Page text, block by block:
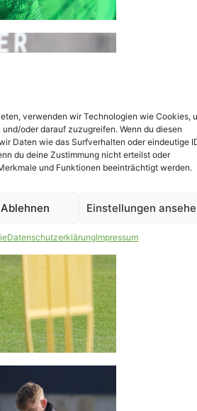
verwenden wir Technologien wie Cookies,
oder darauf zuzugreifen. Wenn du diesen
Daten wie das Surfverhalten oder eindeutige
du deine Zustimmung nicht erteilst oder
und Funktionen beeinträchtigt werden.
Ablehnen Einstellungen
DatenschutzerklärungImpressum